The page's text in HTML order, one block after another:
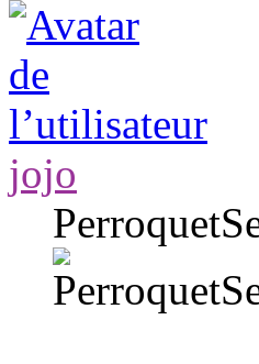
jojo